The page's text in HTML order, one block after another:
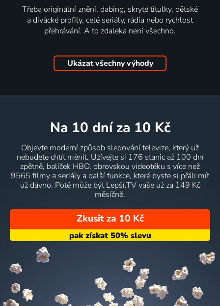
Třeba originální znění, dabing, skryté titulky, dětské
a divácké profily, celé seriály, rádia nebo rychlost
přehrávání. A to zdaleka není všechno.
Ukázat všechny výhody
na 10 dní za 10 Kč
Objevte moderní způsob sledování televize, který už
nebudete chtít měnit. Užívejte si 176 stanic až 100 dní
zpětně, balíček HBO, obrovskou videotéku s více než
9565 filmy a seriály a další funkce, které byste si přáli mít
už dávno. Poté může být Lepší.TV vaše už za 149 Kč
měsíčně.
Zkusit za 10 Kč